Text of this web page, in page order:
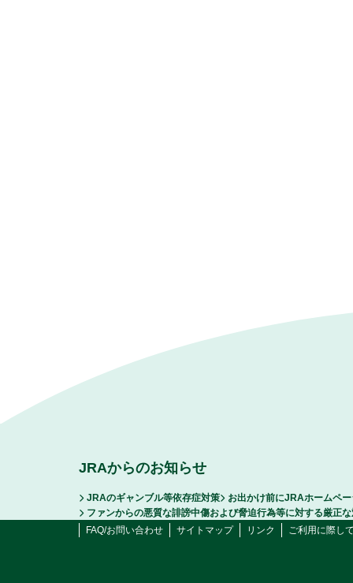
JRAからのお知らせ
JRAのギャンブル等依存症対策
お出かけ前にJRAホームペ
ファンからの悪質な誹謗中傷および脅迫行為等に対する厳正
FAQ/お問い合わせ
サイトマップ リンク ご利用に際し